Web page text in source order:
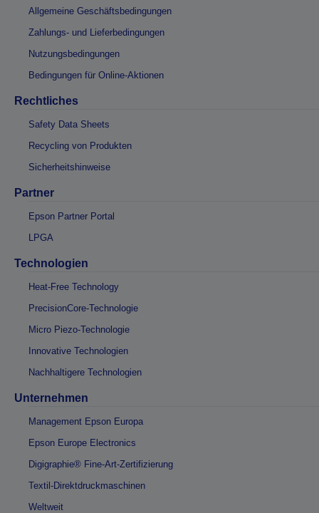
Allgemeine Geschäftsbedingungen
Zahlungs- und Lieferbedingungen
Nutzungsbedingungen
Bedingungen für Online-Aktionen
Rechtliches
Safety Data Sheets
Recycling von Produkten
Sicherheitshinweise
Partner
Epson Partner Portal
LPGA
Technologien
Heat-Free Technology
PrecisionCore-Technologie
Micro Piezo-Technologie
Innovative Technologien
Nachhaltigere Technologien
Unternehmen
Management Epson Europa
Epson Europe Electronics
Digigraphie® Fine-Art-Zertifizierung
Textil-Direktdruckmaschinen
Weltweit